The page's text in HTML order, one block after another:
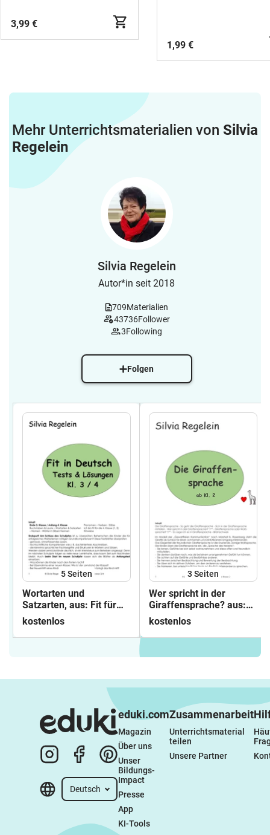
3,99 €
1,99 €
Mehr Unterrichtsmaterialien von Silvia
Regelein
Silvia Regelein
Autor*in seit 2018
709Materialien
43736Follower
3Following
Folgen
5Seiten
Wortarten und
Satzarten, aus: Fit für
Deutsch, Tests Kl. 3 -4
kostenlos
3 Seiten
Wer spricht in der
Giraffensprache? aus:
Giraffensprache, ab Kl. 2
kostenlos
Deutsch
eduki.com
Magazin
Über uns
Unser
Bildungs-
Impact
Presse
App
KI-Tools
Zusammenarbeit
Unterrichtsmaterial
teilen
Unsere Partner